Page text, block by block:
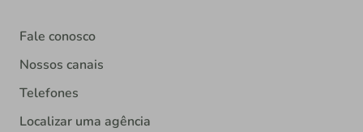
Fale conosco
Nossos canais
Telefones
Localizar uma agência